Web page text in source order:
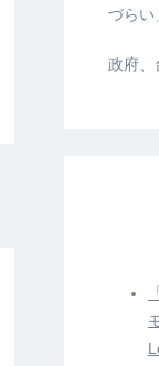
づらい
政府、